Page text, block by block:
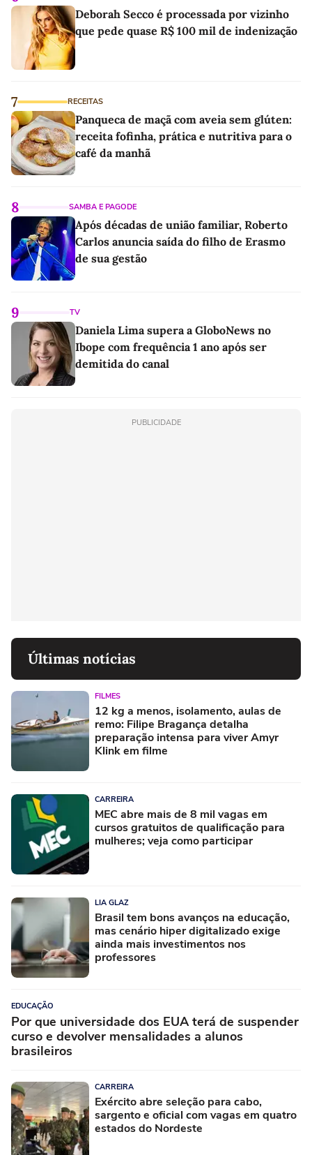
Deborah Secco é processada por vizinho
que pede quase R$ 100 mil de indenização
7 RECEITAS
Panqueca de maçã com aveia sem glúten:
receita fofinha, prática e nutritiva para o
café da manhã
8 SAMBA E PAGODE
Após décadas de união familiar, Roberto
Carlos anuncia saída do filho de Erasmo
de sua gestão
9 TV
Daniela Lima supera a GloboNews no
Ibope com frequência 1 ano após ser
demitida do canal
PUBLICIDADE
Últimas notícias
FILMES
12 kg a menos, isolamento, aulas de
remo: Filipe Bragança detalha
preparação intensa para viver Amyr
Klink em filme
CARREIRA
MEC abre mais de 8 mil vagas em
cursos gratuitos de qualificação para
mulheres; veja como participar
LIA GLAZ
Brasil tem bons avanços na educação,
mas cenário hiper digitalizado exige
ainda mais investimentos nos
professores
EDUCAÇÃO
Por que universidade dos EUA terá de suspender
curso e devolver mensalidades a alunos
brasileiros
CARREIRA
Exército abre seleção para cabo,
sargento e oficial com vagas em quatro
estados do Nordeste